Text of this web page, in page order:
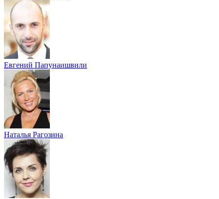
Евгений Папунаишвили
Наталья Рагозина